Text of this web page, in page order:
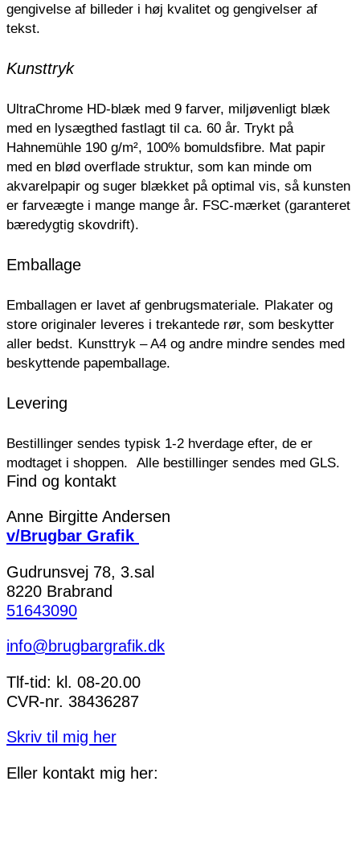
gengivelse af billeder i høj kvalitet og gengivelser af
tekst.
Kunsttryk
UltraChrome HD-blæk med 9 farver, miljøvenligt blæk
med en lysægthed fastlagt til ca. 60 år. Trykt på
Hahnemühle 190 g/m², 100% bomuldsfibre. Mat papir
med en blød overflade struktur, som kan minde om
akvarelpapir og suger blækket på optimal vis, så kunsten
er farveægte i mange mange år. FSC-mærket (garanteret
bæredygtig skovdrift).
Emballage
Emballagen er lavet af genbrugsmateriale. Plakater og
store originaler leveres i trekantede rør, som beskytter
aller bedst. Kunsttryk – A4 og andre mindre sendes med
beskyttende papemballage.
Levering
Bestillinger sendes typisk 1-2 hverdage efter, de er
modtaget i shoppen. Alle bestillinger sendes med GLS.
Find og kontakt
Anne Birgitte Andersen
v/Brugbar Grafik
Gudrunsvej 78, 3.sal
8220 Brabrand
51643090
info@brugbargrafik.dk
Tlf-tid: kl. 08-20.00
CVR-nr. 38436287
Skriv til mig her
Eller kontakt mig her: